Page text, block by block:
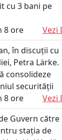
cu 3 bani pe
8 ore
Vezi
în discuții cu
Petra Lärke.
consolideze
securității
8 ore
Vezi
Guvern către
stația de